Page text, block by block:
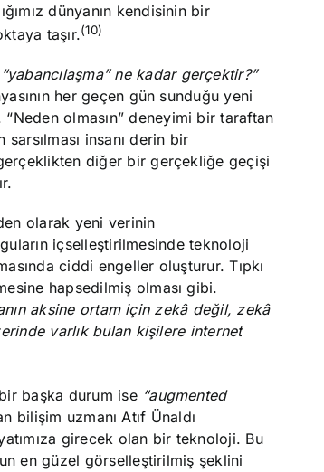
dünyanın kendisinin bir
taşır.(10)
ne kadar gerçektir?”
her geçen gün sunduğu yeni
olmasın” deneyimi bir taraftan
insanı derin bir
diğer bir gerçekliğe geçişi
olarak yeni verinin
içselleştirilmesinde teknoloji
ciddi engeller oluşturur. Tıpkı
hapsedilmiş olması gibi.
aksine ortam için zekâ değil, zekâ
varlık bulan kişilere internet
başka durum ise “augmented
bilişim uzmanı Atıf Ünaldı
girecek olan bir teknoloji. Bu
en güzel görselleştirilmiş şeklini